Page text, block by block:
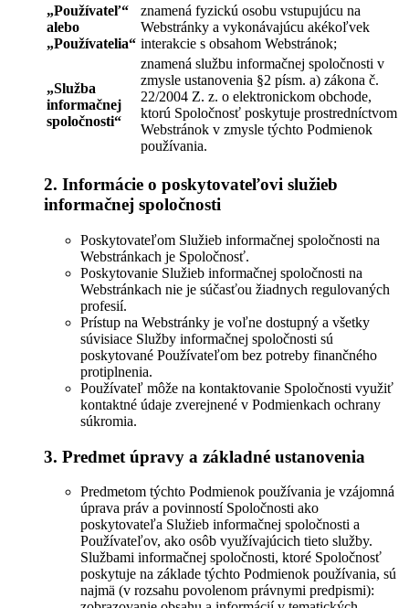
„Používateľ“
alebo
„Používatelia“
znamená fyzickú osobu vstupujúcu na
Webstránky a vykonávajúcu akékoľvek
interakcie s obsahom Webstránok;
„Služba
informačnej
spoločnosti“
znamená službu informačnej spoločnosti v
zmysle ustanovenia §2 písm. a) zákona č.
22/2004 Z. z. o elektronickom obchode,
ktorú Spoločnosť poskytuje prostredníctvom
Webstránok v zmysle týchto Podmienok
používania.
2. Informácie o poskytovateľovi služieb
informačnej spoločnosti
Poskytovateľom Služieb informačnej spoločnosti na
Webstránkach je Spoločnosť.
Poskytovanie Služieb informačnej spoločnosti na
Webstránkach nie je súčasťou žiadnych regulovaných
profesií.
Prístup na Webstránky je voľne dostupný a všetky
súvisiace Služby informačnej spoločnosti sú
poskytované Používateľom bez potreby finančného
protiplnenia.
Používateľ môže na kontaktovanie Spoločnosti využiť
kontaktné údaje zverejnené v Podmienkach ochrany
súkromia.
3. Predmet úpravy a základné ustanovenia
Predmetom týchto Podmienok používania je vzájomná
úprava práv a povinností Spoločnosti ako
poskytovateľa Služieb informačnej spoločnosti a
Používateľov, ako osôb využívajúcich tieto služby.
Službami informačnej spoločnosti, ktoré Spoločnosť
poskytuje na základe týchto Podmienok používania, sú
najmä (v rozsahu povolenom právnymi predpismi):